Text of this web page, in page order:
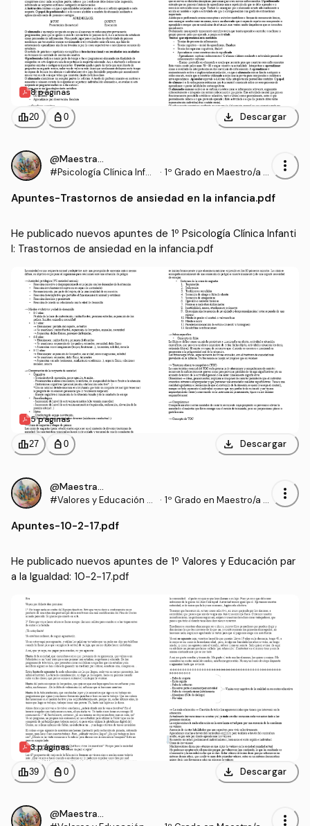
8 páginas
leaderboard20 personal_bag 0 download Descargar
@Maestrasu
#Psicología Clínica Infan
· 1º Grado en Maestro/a d
C)
more_vert
Apuntes-Trastornos de ansiedad en la infancia.pdf
He publicado nuevos apuntes de 1º Psicología Clínica Infanti
l: Trastornos de ansiedad en la infancia.pdf
5 páginas
leaderboard27 personal_bag 0 download Descargar
@Maestrasu
#Valores y Educación p
· 1º Grado en Maestro/a d
more_vert
Apuntes-10-2-17.pdf
He publicado nuevos apuntes de 1º Valores y Educación par
a la Igualdad: 10-2-17.pdf
3 páginas
leaderboard39 personal_bag 0 download Descargar
@Maestrasu more_vert